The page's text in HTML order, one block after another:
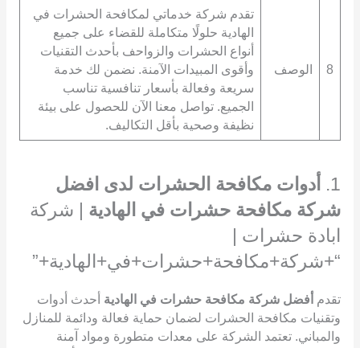
8 الوصف
تقدم شركة خدماتي لمكافحة الحشرات في
الهادية حلولًا متكاملة للقضاء على جميع
أنواع الحشرات والزواحف بأحدث التقنيات
وأقوى المبيدات الآمنة. نضمن لك خدمة
سريعة وفعالة بأسعار تنافسية تناسب
الجميع. تواصل معنا الآن للحصول على بيئة
نظيفة وصحية بأقل التكاليف.
1.
أدوات مكافحة الحشرات لدى افضل
شركة مكافحة حشرات في الهادية | شركة
ابادة حشرات |
“+شركة+مكافحة+حشرات+في+الهادية+”
تقدم أفضل شركة مكافحة حشرات في الهادية أحدث أدوات
وتقنيات مكافحة الحشرات لضمان حماية فعالة ودائمة للمنازل
والمباني. تعتمد الشركة على معدات متطورة ومواد آمنة